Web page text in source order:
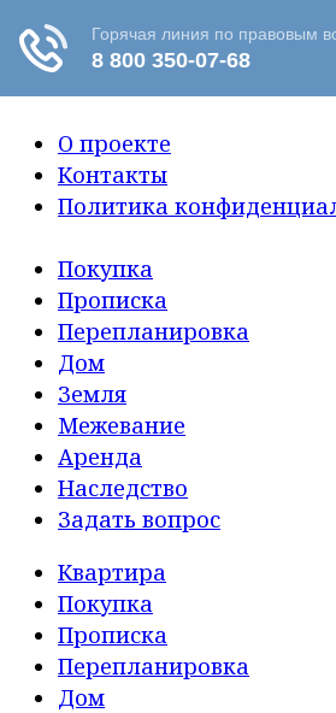
О проекте
Контакты
Политика
Покупка
Прописка
Перепланировка
Дом
Земля
Межевание
Аренда
Наследство
Задать вопрос
Квартира
Покупка
Прописка
Перепланировка
Дом